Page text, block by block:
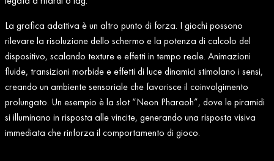
La grafica adattiva è un altro punto di forza. I giochi possono
rilevare la risoluzione dello schermo e la potenza di calcolo del
dispositivo, scalando texture e effetti in tempo reale. Animazioni
fluide, transizioni morbide e effetti di luce dinamici stimolano i sensi,
creando un ambiente sensoriale che favorisce il coinvolgimento
prolungato. Un esempio è la slot “Neon Pharaoh”, dove le piramidi
si illuminano in risposta alle vincite, generando una risposta visiva
immediata che rinforza il comportamento di gioco.